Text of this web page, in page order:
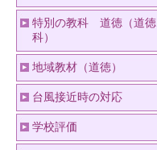
特別の教科 道徳（道徳
科）
地域教材（道徳）
台風接近時の対応
学校評価